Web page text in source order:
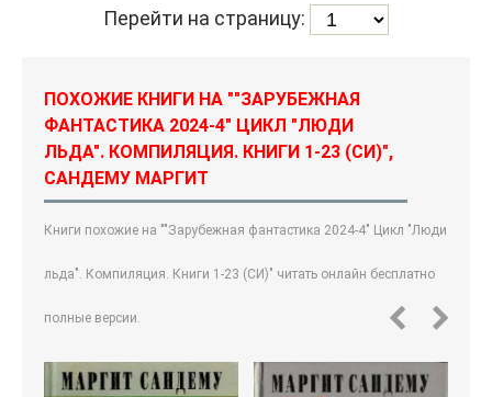
Перейти на страницу:
ПОХОЖИЕ КНИГИ НА ""ЗАРУБЕЖНАЯ
ФАНТАСТИКА 2024-4" ЦИКЛ "ЛЮДИ
ЛЬДА". КОМПИЛЯЦИЯ. КНИГИ 1-23 (СИ)",
САНДЕМУ МАРГИТ
Книги похожие на ""Зарубежная фантастика 2024-4" Цикл "Люди
льда". Компиляция. Книги 1-23 (СИ)" читать онлайн бесплатно
полные версии.